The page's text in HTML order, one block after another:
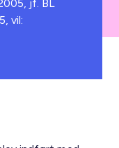
jf. BL
vil: